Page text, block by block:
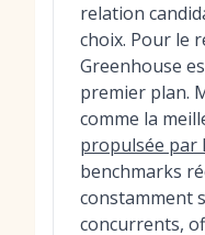
relation
choix. Pour le
Greenhouse
premier plan.
comme la
propulsée par
benchmarks
constamment
concurrents,